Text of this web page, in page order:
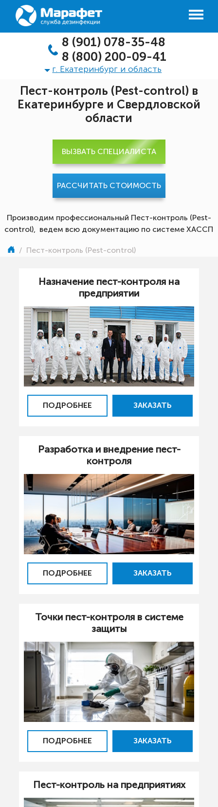
8 (901) 078-35-48
8 (800) 200-09-41
г. Екатеринбург и область
Пест-контроль (Pest-control) в
Екатеринбурге и Свердловской
области
Производим профессиональный Пест-контроль (Pest-
control), ведем всю документацию по системе ХАССП
ВЫЗВАТЬ СПЕЦИАЛИСТА
РАССЧИТАТЬ СТОИМОСТЬ
/ Пест-контроль (Pest-control)
Назначение пест-контроля на
предприятии
ПОДРОБНЕЕ ЗАКАЗАТЬ
Разработка и внедрение пест-
контроля
ПОДРОБНЕЕ ЗАКАЗАТЬ
Точки пест-контроля в системе
защиты
ПОДРОБНЕЕ ЗАКАЗАТЬ
Пест-контроль на предприятиях